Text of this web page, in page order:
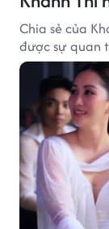
Chia sẻ của
được sự quan